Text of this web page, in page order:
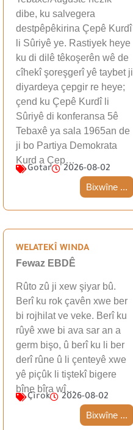
dibe, ku salvegera
destpêpêkirina Çepê Kurdî
li Sûriyê ye. Rastiyek heye
ku di dilê têkoşerên wê de
cîhekî şoreşgerî yê taybet ji
diyardeya çepgir re heye;
çend ku Çepê Kurdî li
Sûriyê di konferansa 5ê
Tebaxê ya sala 1965an de
ji bo Partiya Demokrata
Kurd a Çep…
Gotar 2026-08-02
Bixwîne ...
WELATEKÎ WINDA
Fewaz EBDÊ
Rûto zû ji xew şiyar bû.
Berî ku rok çavên xwe ber
bi rojhilat ve veke. Berî ku
rûyê xwe bi ava sar an a
germ bişo, û berî ku li ber
derî rûne û li çenteyê xwe
yê piçûk li tiştekî bigere
bîne bîra wî…
Çîrok 2026-08-02
Bixwîne ...